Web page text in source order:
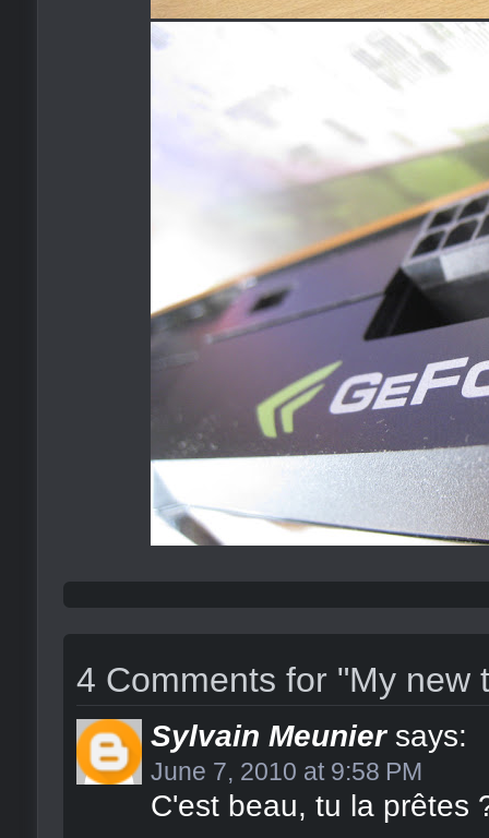
4 Comments for "My new
Sylvain Meuniersays:
June 7, 2010 at 9:58 PM
C'est beau, tu la prêtes